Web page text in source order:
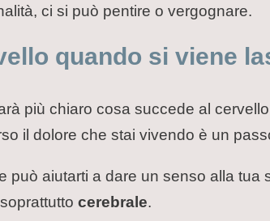
ci si può pentire o vergognare.
quando si viene
più chiaro cosa succede al
il dolore che stai vivendo è un
può aiutarti a dare un senso alla tua
cerebrale.